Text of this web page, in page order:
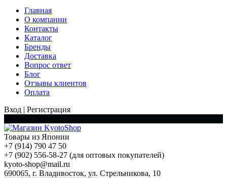
Главная
О компании
Контакты
Каталог
Бренды
Доставка
Вопрос ответ
Блог
Отзывы клиентов
Оплата
Вход | Регистрация
Товары из Японии
+7 (914) 790 47 50
+7 (902) 556-58-27 (для оптовых покупателей)
kyoto-shop@mail.ru
690065, г. Владивосток, ул. Стрельникова, 10